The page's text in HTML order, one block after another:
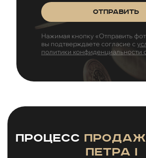
Отправить
Нажимая кнопку «Отправить
вы подтверждаете согласие с
политики конфиденциальности
Процесс
Петра I